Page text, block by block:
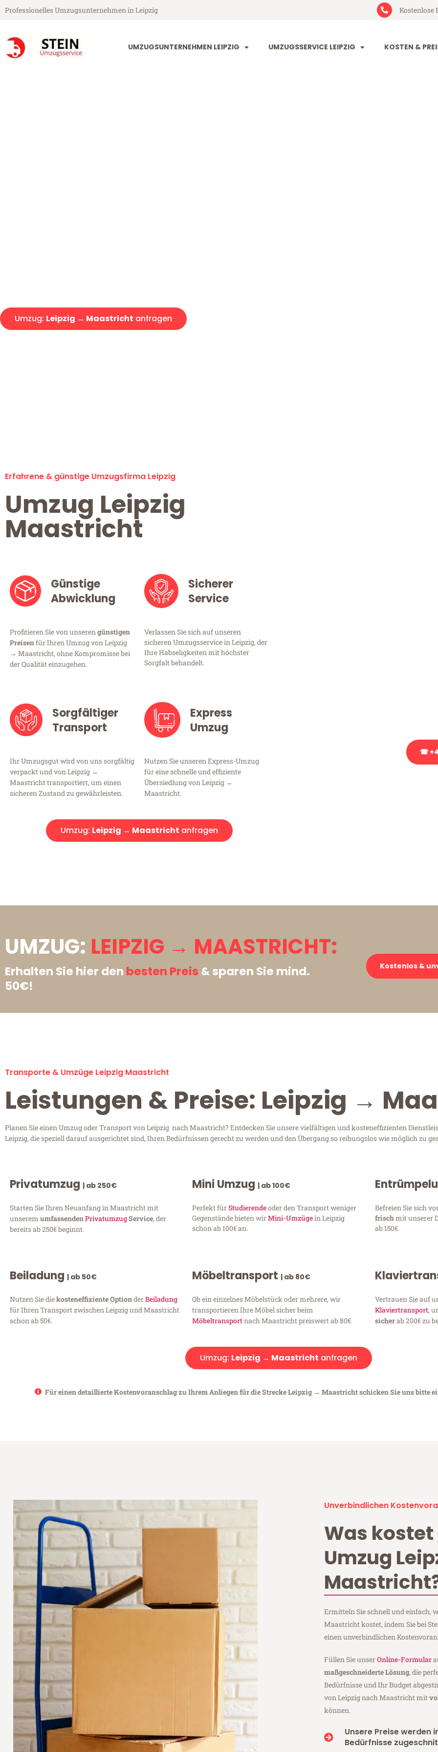
Professionelles Umzugsunternehmen in Leipzig Kostenlose
UMZUGSUNTERNEHMEN LEIPZIG UMZUGSSERVICE LEIPZIG KOSTEN &
Umzug: Leipzig → Maastricht anfragen
Erfahrene & günstige Umzugsfirma Leipzig
Umzug Leipzig
Maastricht
Günstige
Abwicklung
Profitieren Sie von unserengünstigen
Preisenfür Ihren Umzug von Leipzig
→ Maastricht, ohne Kompromisse bei
der Qualität einzugehen.
Sicherer
Service
Verlassen Sie sich auf unseren
sicheren Umzugsservice in Leipzig, der
Ihre Habseligkeiten mit höchster
Sorgfalt behandelt.
Sorgfältiger
Transport
Ihr Umzugsgut wird von uns sorgfältig
verpackt und von Leipzig →
Maastricht transportiert, um einen
sicheren Zustand zu gewährleisten.
Express
Umzug
Nutzen Sie unseren Express-Umzug
für eine schnelle und effiziente
Übersiedlung von Leipzig →
Maastricht.
Umzug: Leipzig → Maastricht anfragen
☎
UMZUG: LEIPZIG → MAASTRICHT:
Erhalten Sie hier den besten Preis & sparen Sie mind.
50€!
Kostenlos &
Transporte & Umzüge Leipzig Maastricht
Leistungen & Preise: Leipzig →
Planen Sie einen Umzug oder Transport von Leipzig nach Maastricht? Entdecken Sie unsere vielfältigen und kosteneffizienten
Leipzig, die speziell darauf ausgerichtet sind, Ihren Bedürfnissen gerecht zu werden und den Übergang so reibungslos wie möglich zu
Privatumzug | ab 250€
Starten Sie Ihren Neuanfang in Maastricht mit
unserem umfassendenPrivatumzugService, der
bereits ab 250€ beginnt.
Mini Umzug | ab 100€
Perfekt fürStudierendeoder den Transport weniger
Gegenstände bieten wirMini-Umzügein Leipzig
schon ab 100€ an.
Befreien Sie sich
frischmit unserer
ab 150€.
Beiladung | ab 50€
Nutzen Sie diekosteneffiziente OptionderBeiladung
für Ihren Transport zwischen Leipzig und Maastricht
schon ab 50€.
Möbeltransport | ab 80€
Ob ein einzelnes Möbelstück oder mehrere, wir
transportieren Ihre Möbel sicher beim
Möbeltransportnach Maastricht preiswert ab 80€.
Vertrauen Sie auf
Klaviertransport,
sicherab 200€ zu
Umzug: Leipzig → Maastricht anfragen
Für einen detaillierte Kostenvoranschlag zu Ihrem Anliegen für die Strecke Leipzig → Maastricht schicken Sie uns bitte
Unverbindlichen
Was kostet
Umzug
Ermitteln Sie schnell und einfach,
Maastricht kostet, indem Sie bei
einen unverbindlichen
Füllen Sie unserOnline-Formular
maßgeschneiderte Lösung, die
Bedürfnisse und Ihr Budget
von Leipzig nach Maastricht mit
können.
Unsere Preise werden
Bedürfnisse